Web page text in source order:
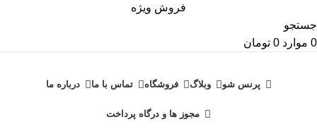
فروش ویژه
جستجو
0 موارد 0 تومان
پرنس شو وبلاگ فروشگاه تماس با ما درباره ما
مجوز ها و درگاه پرداخت